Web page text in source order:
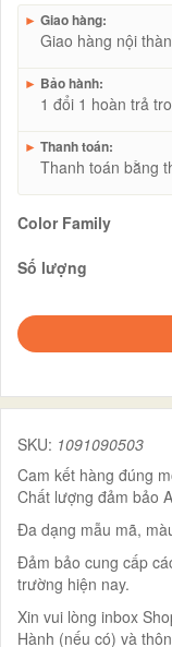
► Giao hàng:
Giao hàng nội
► Bảo hành:
1 đổi 1 hoàn trả
► Thanh toán:
Thanh toán bằng
Color Family
Số lượng
SKU: 1091090503
Cam kết hàng đúng
Chất lượng đảm bảo
Đa dạng mẫu mã,
Đảm bảo cung cấp
trường hiện nay.
Xin vui lòng inbox
Hành (nếu có) và